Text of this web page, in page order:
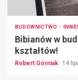
BUDOWNICTWO
Bibianów w
kształtów!
Robert Górniak 14